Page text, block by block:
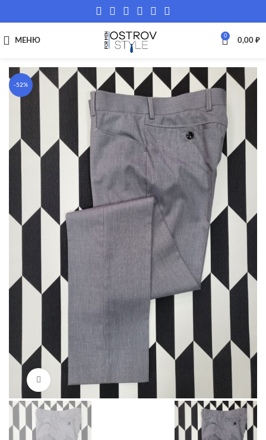
МЕНЮ
0
0,00 ₽
-52%
Нажмите, чтобы увеличить